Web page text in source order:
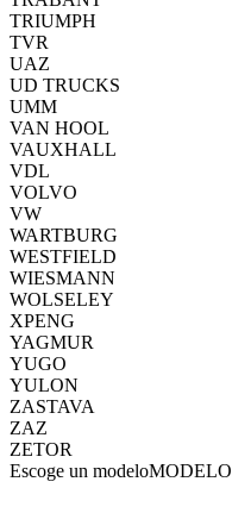
TRIUMPH
TVR
UAZ
UD TRUCKS
UMM
VAN HOOL
VAUXHALL
VDL
VOLVO
VW
WARTBURG
WESTFIELD
WIESMANN
WOLSELEY
XPENG
YAGMUR
YUGO
YULON
ZASTAVA
ZAZ
ZETOR
Escoge un modeloMODELO